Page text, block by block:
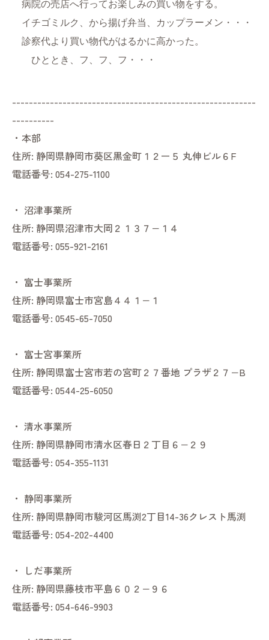
病院の売店へ行ってお楽しみの買い物をする。
イチゴミルク、から揚げ弁当、カップラーメン・・・
診察代より買い物代がはるかに高かった。
ひととき、フ、フ、フ・・・
----------------------------------------------------------
----------
・本部
住所: 静岡県静岡市葵区黒金町１２ー５ 丸伸ビル６F
電話番号: 054-275-1100
・ 沼津事業所
住所: 静岡県沼津市大岡２１３７−１４
電話番号: 055-921-2161
・ 富士事業所
住所: 静岡県富士市宮島４４１−１
電話番号: 0545-65-7050
・ 富士宮事業所
住所: 静岡県富士宮市若の宮町２７番地 プラザ２７−B
電話番号: 0544-25-6050
・ 清水事業所
住所: 静岡県静岡市清水区春日２丁目６−２９
電話番号: 054-355-1131
・ 静岡事業所
住所: 静岡県静岡市駿河区馬渕2丁目14-36クレスト馬渕
電話番号: 054-202-4400
・
しだ事業所
住所: 静岡県藤枝市平島６０２−９６
電話番号: 054-646-9903